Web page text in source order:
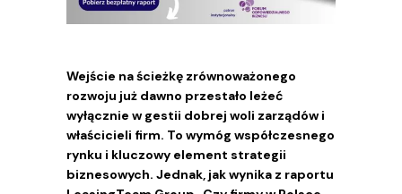
Wejście na ścieżkę zrównoważonego
rozwoju już dawno przestało leżeć
wyłącznie w gestii dobrej woli zarządów i
właścicieli firm. To wymóg współczesnego
rynku i kluczowy element strategii
biznesowych. Jednak, jak wynika z raportu